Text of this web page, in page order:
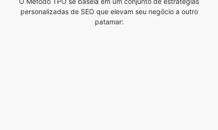
personalizadas de SEO que elevam seu negócio a outro
patamar: